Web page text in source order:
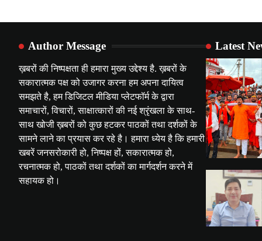
Author Message
ख़बरों की निष्पक्षता ही हमारा मुख्य उद्देश्य है. ख़बरों के
सकारात्मक पक्ष को उजागर करना हम अपना दायित्व
समझते है, हम डिजिटल मीडिया प्लेटफॉर्म के द्वारा
समाचारों, विचारों, साक्षात्कारों की नई श्रृंखला के साथ-
साथ खोजी ख़बरों को कुछ हटकर पाठकों तथा दर्शकों के
सामने लाने का प्रयास कर रहे है। हमारा ध्येय है कि हमारी
खबरें जनसरोकारी हो, निष्पक्ष हों, सकारात्मक हो,
रचनात्मक हो, पाठकों तथा दर्शकों का मार्गदर्शन करने में
सहायक हो।
Latest